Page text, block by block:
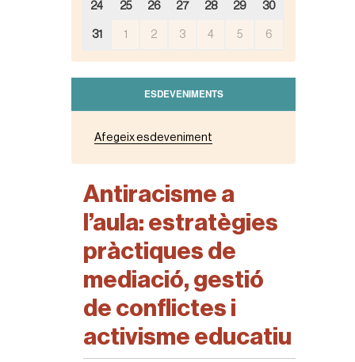
24 25 26 27 28 29 30
31 1 2 3 4 5 6
ESDEVENIMENTS
Afegeix esdeveniment
Antiracisme a
l’aula: estratègies
pràctiques de
mediació, gestió
de conflictes i
activisme educatiu